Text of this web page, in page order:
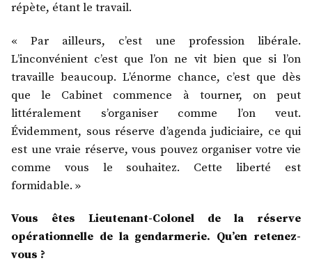
répète, étant le travail.
« Par ailleurs, c’est une profession libérale.
L’inconvénient c’est que l’on ne vit bien que si l’on
travaille beaucoup. L’énorme chance, c’est que dès
que le Cabinet commence à tourner, on peut
littéralement s’organiser comme l’on veut.
Évidemment, sous réserve d’agenda judiciaire, ce qui
est une vraie réserve, vous pouvez organiser votre vie
comme vous le souhaitez. Cette liberté est
formidable. »
Vous êtes Lieutenant-Colonel de la réserve
opérationnelle de la gendarmerie. Qu’en retenez-
vous ?